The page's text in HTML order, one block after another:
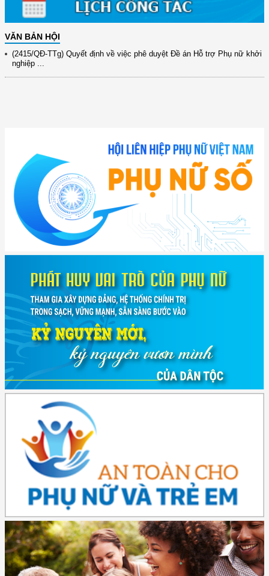
VĂN BẢN HỘI
(891/KH-ĐCT) Kế hoạch thực hiện Nghị quyết số 72-NQ/TW ngày
9/9/2025 của Bộ ...
(2415/QĐ-TTg) Quyết định về việc phê duyệt Đề án Hỗ trợ Phụ nữ khởi
nghiệp ...